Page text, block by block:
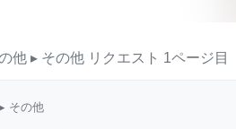
他 ▸ その他 リクエスト 1ページ目
▸ その他